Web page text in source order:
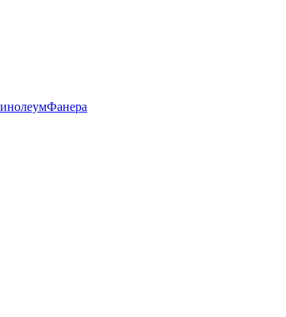
Фанера